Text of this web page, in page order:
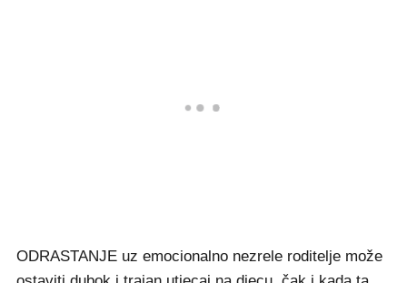
ODRASTANJE uz emocionalno nezrele roditelje može